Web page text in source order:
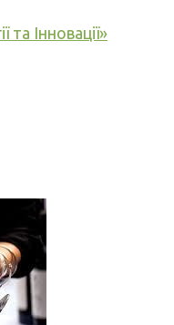
та Інновації»